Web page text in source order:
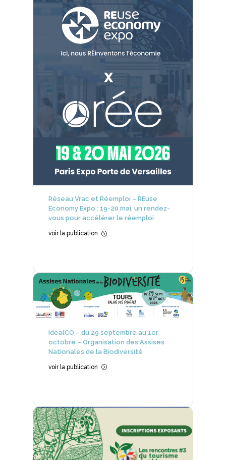
Réseau Vrac et Réemploi – REuse
Economy Expo : 19-20 mai, un rendez-
vous pour accélérer le réemploi
voir la publication =
IdealCO – du 29 septembre au 1er
octobre – Organisation des Assises
Nationales de la Biodiversité
voir la publication =